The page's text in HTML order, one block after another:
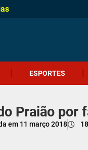
ESPORTES
Praião por
em 11 março 2018